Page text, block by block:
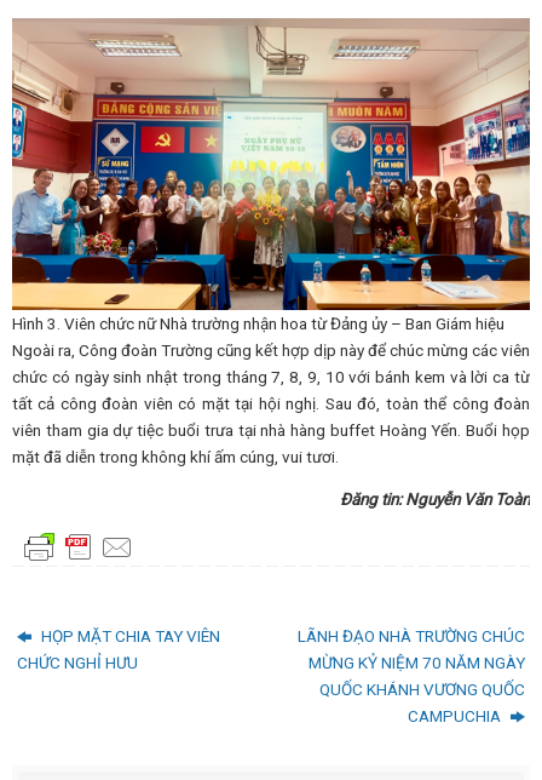
Hình 3. Viên chức nữ Nhà trường nhận hoa từ Đảng ủy – Ban Giám hiệu
Ngoài ra, Công đoàn Trường cũng kết hợp dịp này để chúc mừng các viên
chức có ngày sinh nhật trong tháng 7, 8, 9, 10 với bánh kem và lời ca từ
tất cả công đoàn viên có mặt tại hội nghị. Sau đó, toàn thể công đoàn
viên tham gia dự tiệc buổi trưa tại nhà hàng buffet Hoàng Yến. Buổi họp
mặt đã diễn trong không khí ấm cúng, vui tươi.
Đăng tin: Nguyễn Văn Toàn
HỌP MẶT CHIA TAY VIÊN
CHỨC NGHỈ HƯU
LÃNH ĐẠO NHÀ TRƯỜNG CHÚC
MỪNG KỶ NIỆM 70 NĂM NGÀY
QUỐC KHÁNH VƯƠNG QUỐC
CAMPUCHIA